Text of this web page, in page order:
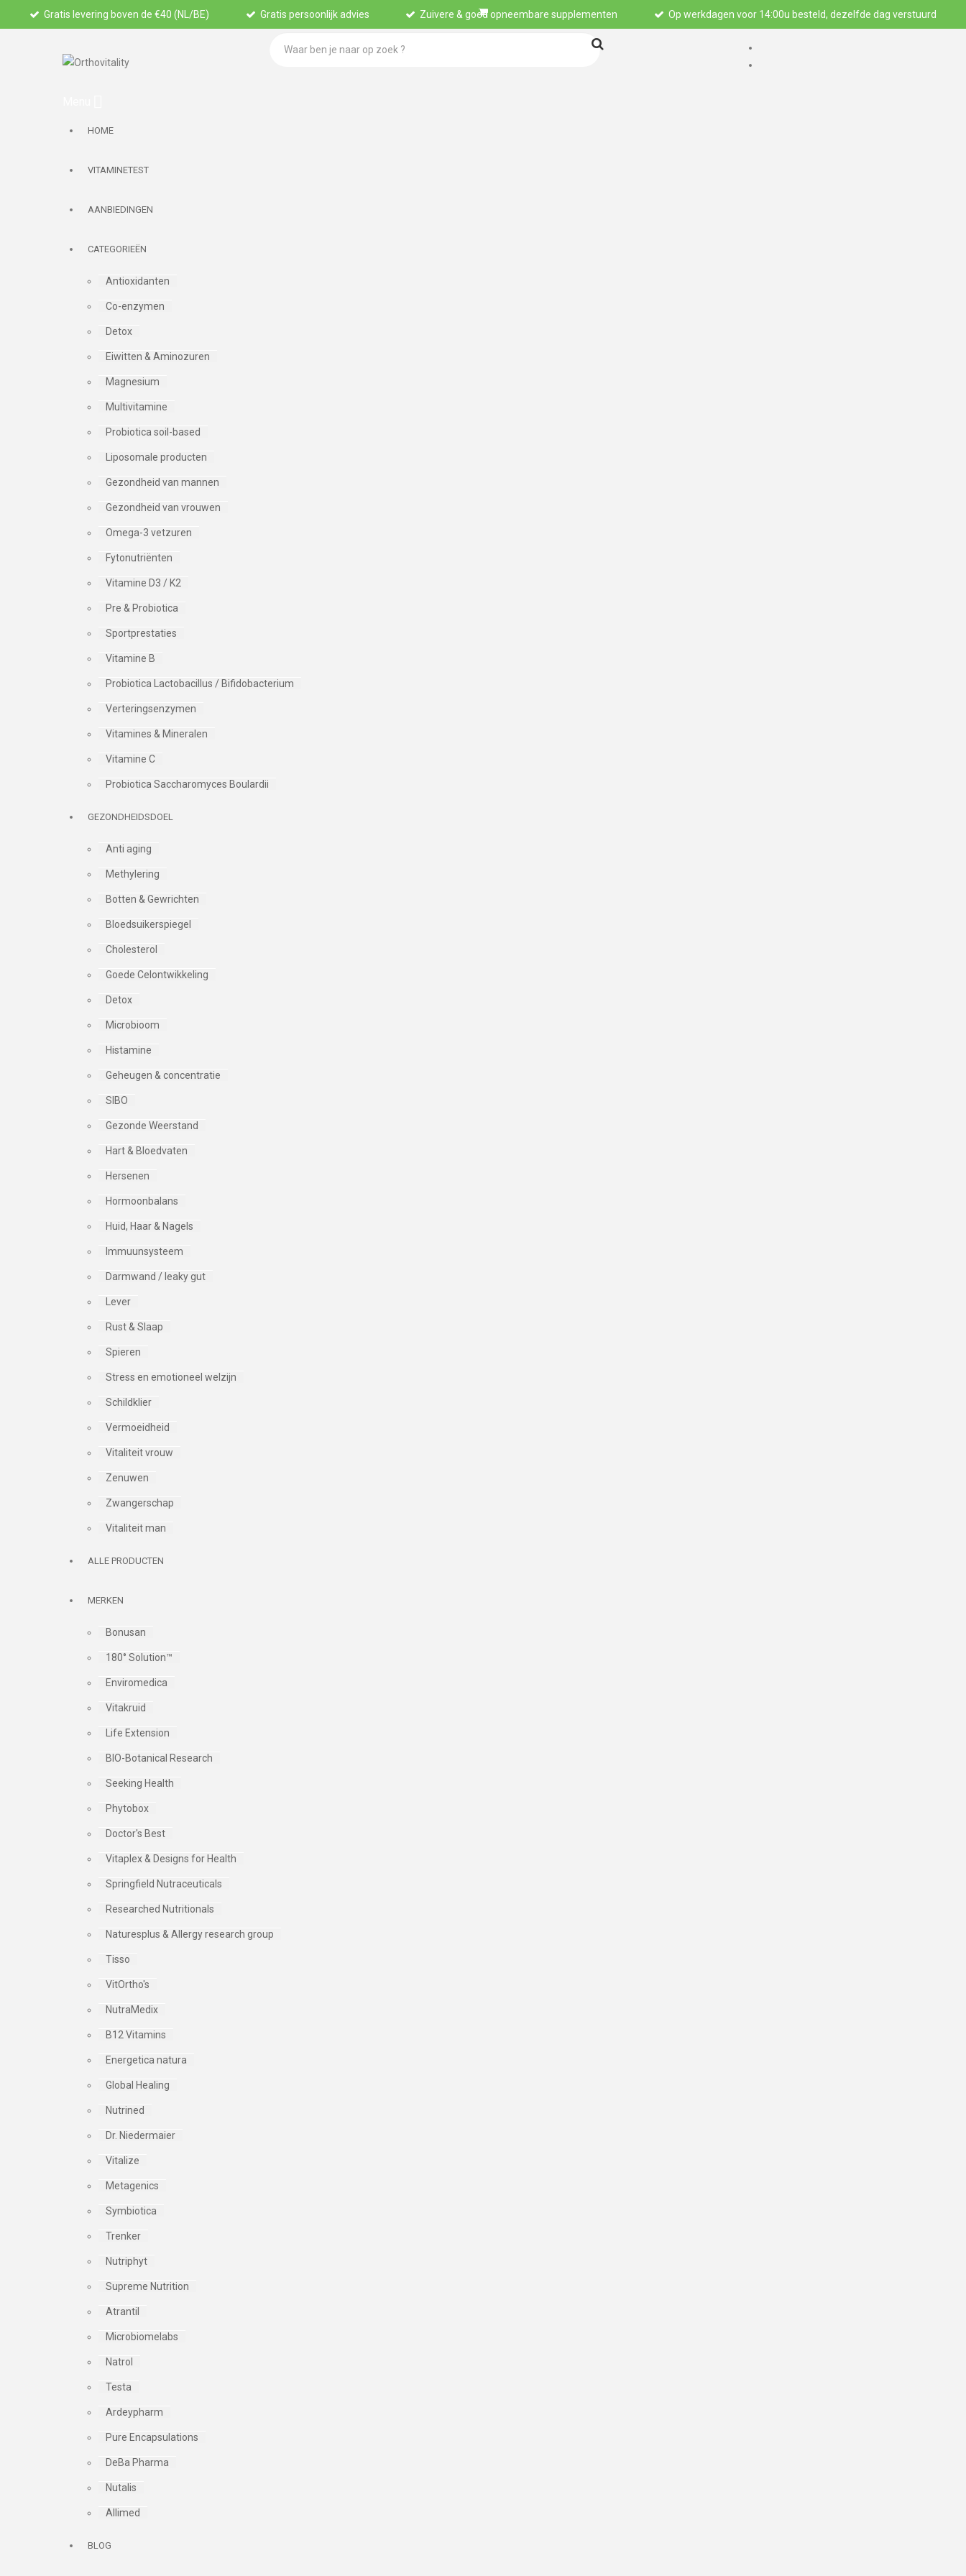
Gratis levering boven de €40 (NL/BE) Gratis persoonlijk advies Zuivere & goed opneembare supplementen Op werkdagen voor 14:00u besteld, dezelfde dag verstuurd
HOME
VITAMINETEST
AANBIEDINGEN
CATEGORIEËN
Antioxidanten
Co-enzymen
Detox
Eiwitten & Aminozuren
Magnesium
Multivitamine
Probiotica soil-based
Liposomale producten
Gezondheid van mannen
Gezondheid van vrouwen
Omega-3 vetzuren
Fytonutriënten
Vitamine D3 / K2
Pre & Probiotica
Sportprestaties
Vitamine B
Probiotica Lactobacillus / Bifidobacterium
Verteringsenzymen
Vitamines & Mineralen
Vitamine C
Probiotica Saccharomyces Boulardii
GEZONDHEIDSDOEL
Anti aging
Methylering
Botten & Gewrichten
Bloedsuikerspiegel
Cholesterol
Goede Celontwikkeling
Detox
Microbioom
Histamine
Geheugen & concentratie
SIBO
Gezonde Weerstand
Hart & Bloedvaten
Hersenen
Hormoonbalans
Huid, Haar & Nagels
Immuunsysteem
Darmwand / leaky gut
Lever
Rust & Slaap
Spieren
Stress en emotioneel welzijn
Schildklier
Vermoeidheid
Vitaliteit vrouw
Zenuwen
Zwangerschap
Vitaliteit man
ALLE PRODUCTEN
MERKEN
Bonusan
180° Solution™
Enviromedica
Vitakruid
Life Extension
BIO-Botanical Research
Seeking Health
Phytobox
Doctor's Best
Vitaplex & Designs for Health
Springfield Nutraceuticals
Researched Nutritionals
Naturesplus & Allergy research group
Tisso
VitOrtho's
NutraMedix
B12 Vitamins
Energetica natura
Global Healing
Nutrined
Dr. Niedermaier
Vitalize
Metagenics
Symbiotica
Trenker
Nutriphyt
Supreme Nutrition
Atrantil
Microbiomelabs
Natrol
Testa
Ardeypharm
Pure Encapsulations
DeBa Pharma
Nutalis
Allimed
BLOG